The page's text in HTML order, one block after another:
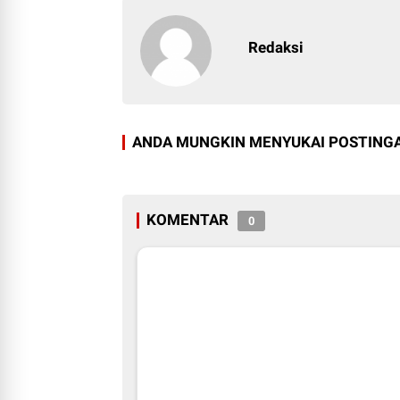
Redaksi
ANDA MUNGKIN MENYUKAI
KOMENTAR 0